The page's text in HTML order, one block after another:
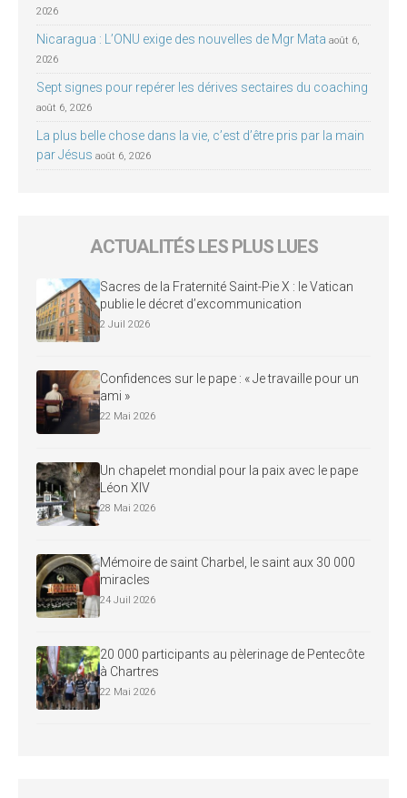
2026
Nicaragua : L’ONU exige des nouvelles de Mgr Mata août 6,
2026
Sept signes pour repérer les dérives sectaires du coaching
août 6, 2026
La plus belle chose dans la vie, c’est d’être pris par la main
par Jésus août 6, 2026
ACTUALITÉS LES PLUS LUES
Sacres de la Fraternité Saint-Pie X : le Vatican
publie le décret d’excommunication
2 Juil 2026
Confidences sur le pape : « Je travaille pour un
ami »
22 Mai 2026
Un chapelet mondial pour la paix avec le pape
Léon XIV
28 Mai 2026
Mémoire de saint Charbel, le saint aux 30 000
miracles
24 Juil 2026
20 000 participants au pèlerinage de Pentecôte
à Chartres
22 Mai 2026